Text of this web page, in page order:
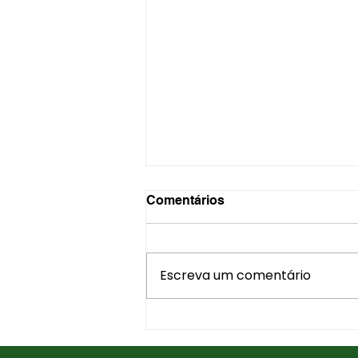
Comentários
Escreva um comentário